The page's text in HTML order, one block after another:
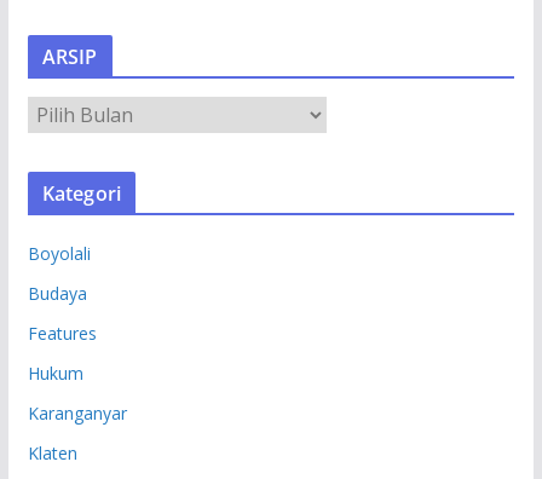
ARSIP
R
S
Kategori
Boyolali
Budaya
Features
Hukum
Karanganyar
Klaten